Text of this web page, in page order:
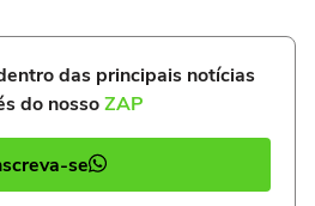
das principais notícias
do nossoZAP
se